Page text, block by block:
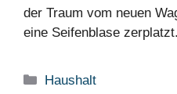
der Traum vom neuen
eine Seifenblase zerplatzt.
Kategorien
Haushalt